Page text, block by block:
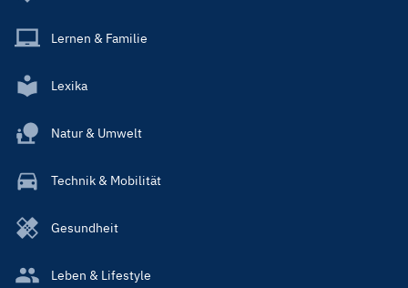
Lernen & Familie
Lexika
Natur & Umwelt
Technik & Mobilität
Gesundheit
Leben & Lifestyle